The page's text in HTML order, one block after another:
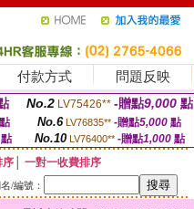
付款方式 問題反映
No.2 LV75426** -贈點9,000 點
No.6 LV76835** -贈點5,000點
No.10 LV76400** -贈點1,000 點
序
一對一收費排序
/編號：